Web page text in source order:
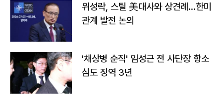
위성락, 스틸 美대사와 상견례…한미
관계 발전 논의
'채상병 순직' 임성근 전 사단장 항소
심도 징역 3년